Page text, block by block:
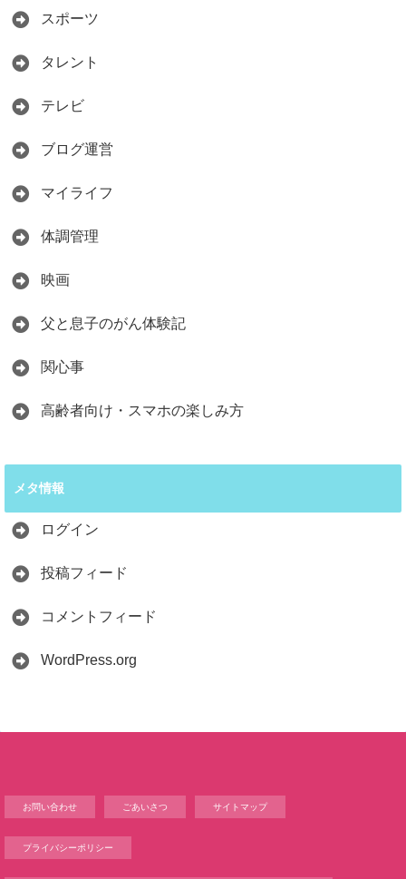
スポーツ
タレント
テレビ
ブログ運営
マイライフ
体調管理
映画
父と息子のがん体験記
関心事
高齢者向け・スマホの楽しみ方
メタ情報
ログイン
投稿フィード
コメントフィード
WordPress.org
お問い合わせ ごあいさつ サイトマップ
プライバシーポリシー